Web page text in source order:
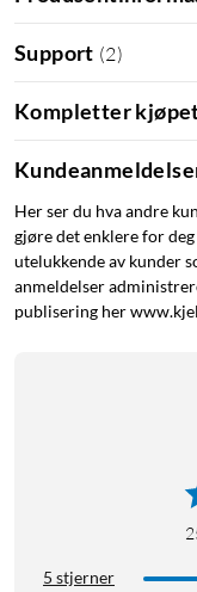
Support (2)
Kompletter
Her ser du hva andre
gjøre det enklere for
utelukkende av kunder
anmeldelser
publisering her
5 stjerner